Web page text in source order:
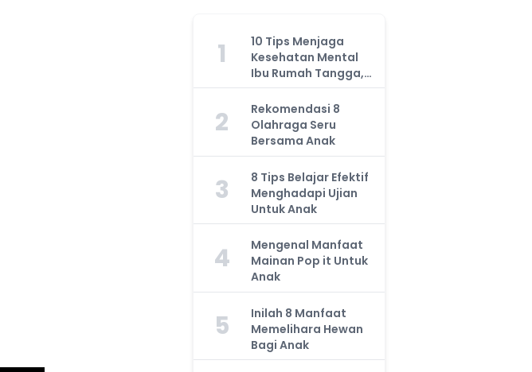
1
10 Tips Menjaga
Kesehatan Mental
Ibu Rumah Tangga,
Jangan Anggap
Remeh!
2
Rekomendasi 8
Olahraga Seru
Bersama Anak
3
8 Tips Belajar Efektif
Menghadapi Ujian
Untuk Anak
4
Mengenal Manfaat
Mainan Pop it Untuk
Anak
5
Inilah 8 Manfaat
Memelihara Hewan
Bagi Anak